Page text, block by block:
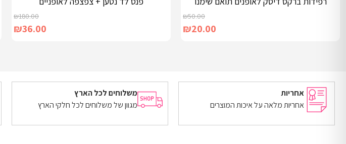
₪50.00
₪20.00
בחר אפשרויות
₪180.00
₪36.00
הוספה לסל
אחריות
אחריות מלאה על איכות המוצרים
משלוחים לכל הארץ
מגוון של משלוחים לכל חלקי הארץ